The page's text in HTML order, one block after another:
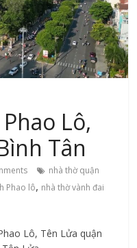
Lô,
Tân
nhà thờ quận
Phao lô, nhà thờ vành đai
Lô, Tên Lửa quận